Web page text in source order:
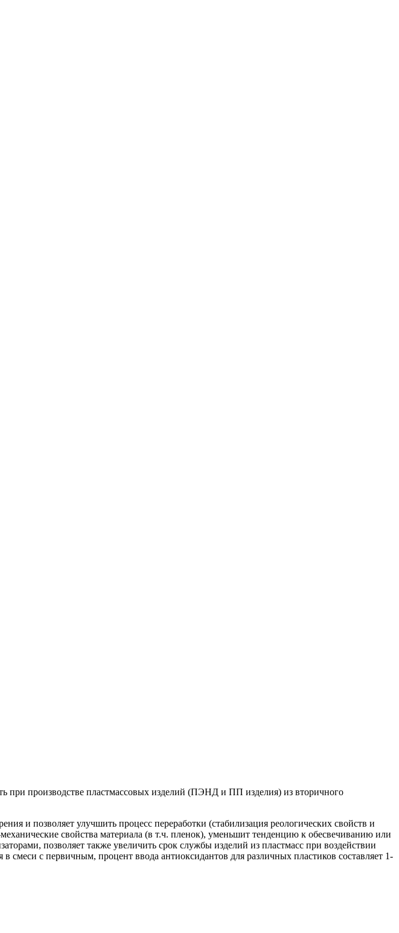
при производстве пластмассовых изделий (ПЭНД и ПП изделия) из вторичного
и позволяет улучшить процесс переработки (стабилизация реологических свойств и
свойства материала (в т.ч. пленок), уменьшит тенденцию к обесвечиванию или
позволяет также увеличить срок службы изделий из пластмасс при воздействии
с первичным, процент ввода антиоксидантов для различных пластиков составляет 1-